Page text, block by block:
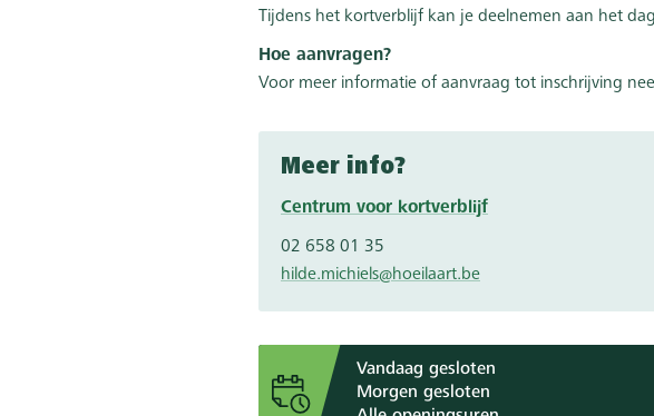
Tijdens het kortverblijf kan je deelnemen aan het
Hoe aanvragen?
Voor meer informatie of aanvraag tot inschrijving
Meer info?
Centrum voor kortverblijf
02 658 01 35
hilde.michiels@hoeilaart.be
Vandaag gesloten
Morgen gesloten